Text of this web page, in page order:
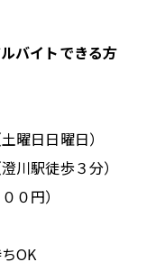
バイトできる方
曜日日曜日）
川駅徒歩３分）
０円）
OK